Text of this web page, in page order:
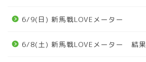
6/9(日) 新馬戦LOVEメーター
6/8(土) 新馬戦LOVEメーター 結果